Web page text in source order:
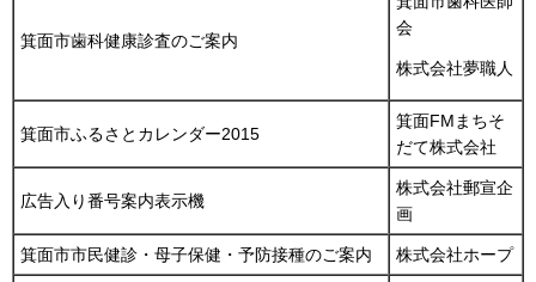
箕面市歯科健康診査のご案内
会
株式会社夢職人
箕面市ふるさとカレンダー2015
箕面FMまちそ
だて株式会社
広告入り番号案内表示機
株式会社郵宣企
画
箕面市市民健診・母子保健・予防接種のご案内 株式会社ホープ